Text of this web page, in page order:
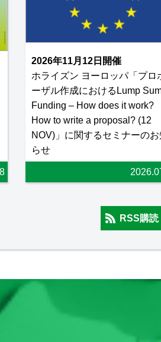
2026年11月12日開催
ホライズン ヨーロッパ「プロ
ーザル作成におけるLump
Funding – How does it work?
How to write a proposal? (12
NOV)」に関するセミナーのお
らせ
RSS購読